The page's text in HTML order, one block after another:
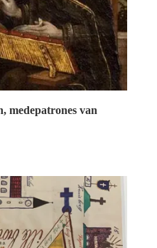
medepatrones van